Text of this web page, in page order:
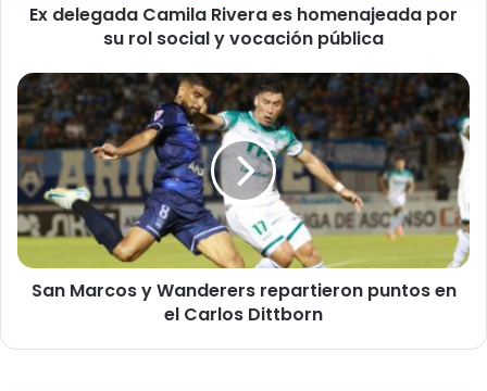
m
i
l
a
R
v
e
r
h
Ex delegada Camila Rivera es homenajeada por
su rol social y vocación pública
S
a
n
M
a
c
o
s
San Marcos y Wanderers repartieron puntos en
el Carlos Dittborn